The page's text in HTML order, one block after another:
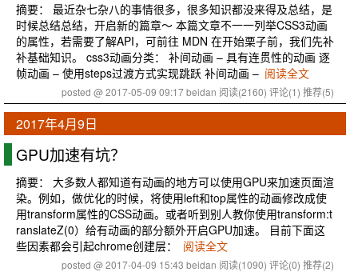
摘要： 最近杂七杂八的事情很多，很多知识都没来得及总结，是
时候总结总结，开启新的篇章～ 本篇文章不一一列举CSS3动画
的属性，若需要了解API，可前往 MDN 在开始栗子前，我们先补
补基础知识。 css3动画分类： 补间动画 – 具有连贯性的动画 逐
帧动画 – 使用steps过渡方式实现跳跃 补间动画 – 阅读全文
posted @ 2017-05-09 09:17 beidan 阅读(2160) 评论(1) 推荐(5)
2017年4月9日
GPU加速有坑？
摘要： 大多数人都知道有动画的地方可以使用GPU来加速页面渲
染。例如，做优化的时候，将使用left和top属性的动画修改成使
用transform属性的CSS动画。或者听到别人教你使用transform:t
ranslateZ(0）给有动画的部分额外开启GPU加速。 目前下面这
些因素都会引起chrome创建层：
阅读全文
posted @ 2017-04-09 15:43 beidan 阅读(1090) 评论(0) 推荐(2)